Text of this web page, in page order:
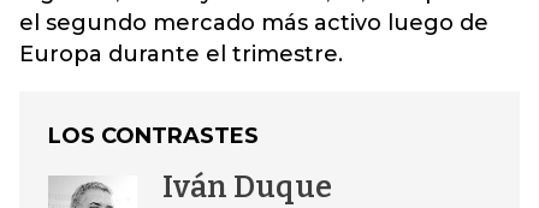
el segundo mercado más activo luego de
Europa durante el trimestre.
LOS CONTRASTES
Iván Duque